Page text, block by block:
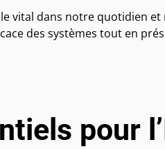
vital dans notre quotidien
des systèmes tout en
pour